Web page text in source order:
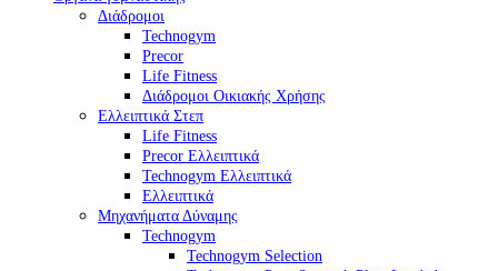
Διάδρομοι
Technogym
Precor
Life Fitness
Διάδρομοι Οικιακής Χρήσης
Ελλειπτικά Στεπ
Life Fitness
Precor Ελλειπτικά
Technogym Ελλειπτικά
Ελλειπτικά
Μηχανήματα Δύναμης
Technogym
Technogym Selection